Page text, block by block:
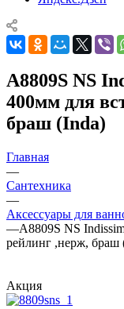
A8809S NS
400мм для
браш (Inda)
Главная
—
Сантехника
—
Аксессуары для
—A8809S NS
рейлинг ,нерж, браш
Акция